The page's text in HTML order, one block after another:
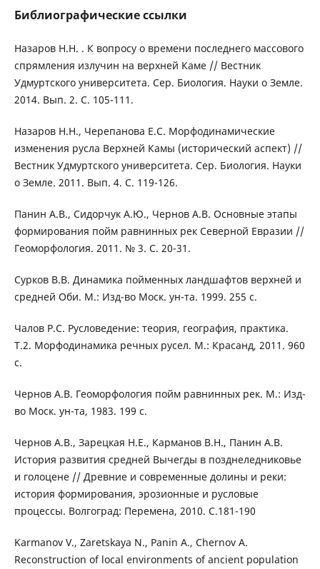
Библиографические ссылки
Назаров Н.Н. . К вопросу о времени последнего массового
спрямления излучин на верхней Каме // Вестник
Удмуртского университета. Сер. Биология. Науки о Земле.
2014. Вып. 2. С. 105-111.
Назаров Н.Н., Черепанова Е.С. Морфодинамические
изменения русла Верхней Камы (исторический аспект) //
Вестник Удмуртского университета. Сер. Биология. Науки
о Земле. 2011. Вып. 4. С. 119-126.
Панин А.В., Сидорчук А.Ю., Чернов А.В. Основные этапы
формирования пойм равнинных рек Северной Евразии //
Геоморфология. 2011. № 3. С. 20-31.
Сурков В.В. Динамика пойменных ландшафтов верхней и
средней Оби. М.: Изд-во Моск. ун-та. 1999. 255 с.
Чалов Р.С. Русловедение: теория, география, практика.
Т.2. Морфодинамика речных русел. М.: Красанд, 2011. 960
с.
Чернов А.В. Геоморфология пойм равнинных рек. М.: Изд-
во Моск. ун-та, 1983. 199 с.
Чернов А.В., Зарецкая Н.Е., Карманов В.Н., Панин А.В.
История развития средней Вычегды в позднеледниковье
и голоцене // Древние и современные долины и реки:
история формирования, эрозионные и русловые
процессы. Волгоград: Перемена, 2010. С.181-190
Karmanov V., Zaretskaya N., Panin A., Chernov A.
Reconstruction of local environments of ancient population